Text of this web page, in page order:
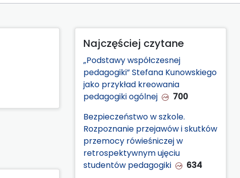
Najczęściej czytane
„Podstawy współczesnej
pedagogiki” Stefana Kunowskiego
jako przykład kreowania
pedagogiki ogólnej
700
Bezpieczeństwo w szkole.
Rozpoznanie przejawów i skutków
przemocy rówieśniczej w
retrospektywnym ujęciu
studentów pedagogiki
634